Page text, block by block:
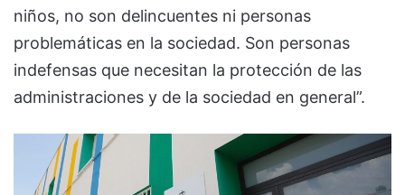
niños, no son delincuentes ni personas
problemáticas en la sociedad. Son personas
indefensas que necesitan la protección de las
administraciones y de la sociedad en general”.